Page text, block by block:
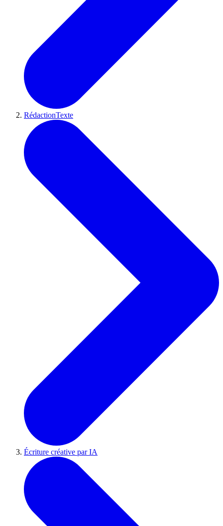
RédactionTexte
Écriture créative par IA